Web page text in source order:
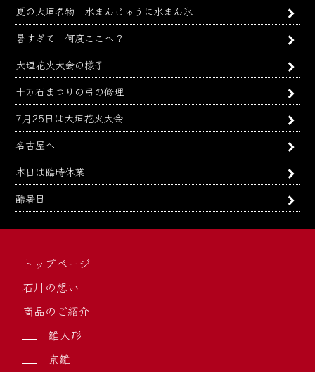
夏の大垣名物 水まんじゅうに水まん氷
暑すぎて 何度ここへ？
大垣花火大会の様子
十万石まつりの弓の修理
7月25日は大垣花火大会
名古屋へ
本日は臨時休業
酷暑日
トップページ
石川の想い
商品のご紹介
雛人形
京雛